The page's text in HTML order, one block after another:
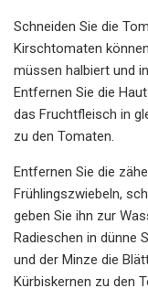
Schneiden Sie die
Kirschtomaten
müssen halbiert und
Entfernen Sie die
das Fruchtfleisch in
zu den Tomaten.
Entfernen Sie die
Frühlingszwiebeln,
geben Sie ihn zur
Radieschen in dünne
und der Minze die
Kürbiskernen zu den